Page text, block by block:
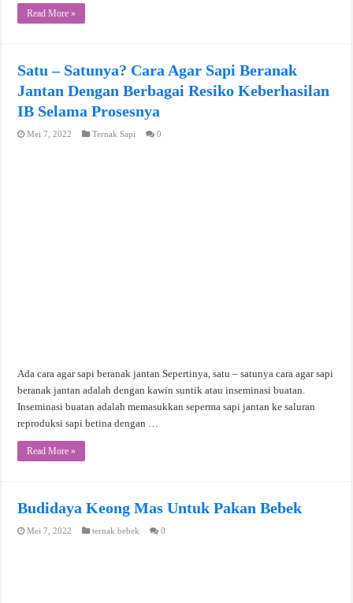
Read More »
Satu – Satunya? Cara Agar Sapi Beranak
Jantan Dengan Berbagai Resiko Keberhasilan
IB Selama Prosesnya
Mei 7, 2022 Ternak Sapi 0
Ada cara agar sapi beranak jantan Sepertinya, satu – satunya cara agar sapi
beranak jantan adalah dengan kawin suntik atau inseminasi buatan.
Inseminasi buatan adalah memasukkan seperma sapi jantan ke saluran
reproduksi sapi betina dengan …
Read More »
Budidaya Keong Mas Untuk Pakan Bebek
Mei 7, 2022 ternak bebek 0